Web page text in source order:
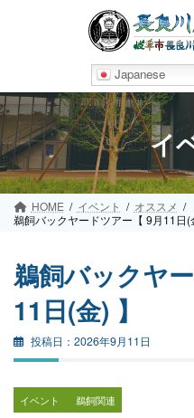
Japanese
イ
HOME イベント
オススメ
鵜飼バックヤードツアー【 9月11日(
鵜飼バックヤ
11日(金) 】
2026年9月11日
イベント 鵜飼関連